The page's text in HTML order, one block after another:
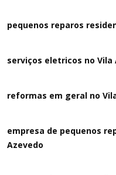
pequenos reparos
serviços eletricos no Vila
reformas em geral no
empresa de pequenos
Azevedo